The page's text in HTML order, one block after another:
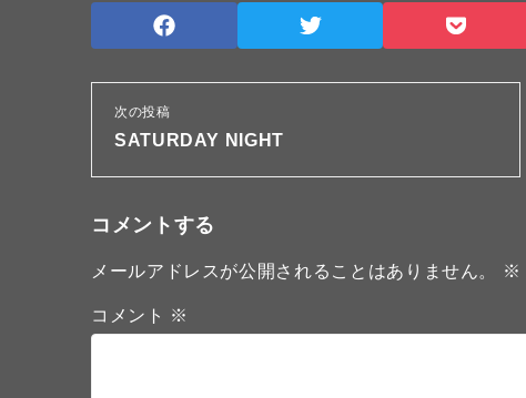
次の投稿
SATURDAY NIGHT
コメントする
メールアドレスが公開されることはありません。 ※
コメント ※